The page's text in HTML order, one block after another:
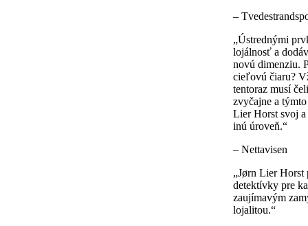
–
„Ústrednými
lojálnosť a
novú dimenziu.
cieľovú čiaru?
tentoraz musí
zvyčajne a
Lier Horst svoj
inú úroveň.“
– Nettavisen
„Jørn Lier Horst
detektívky pre
zaujímavým
lojalitou.“